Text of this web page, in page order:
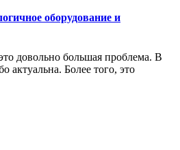
оборудование и
довольно большая проблема. В
актуальна. Более того, это